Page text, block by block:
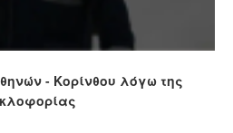
- Κορίνθου λόγω της